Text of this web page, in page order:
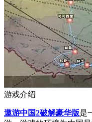
游戏介绍
遨游中国2破解豪华版是